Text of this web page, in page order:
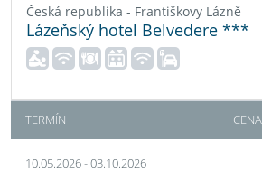
Česká republika - Františkovy Lázně
Lázeňský hotel Belvedere ***
TERMÍN CENA
10.05.2026 - 03.10.2026